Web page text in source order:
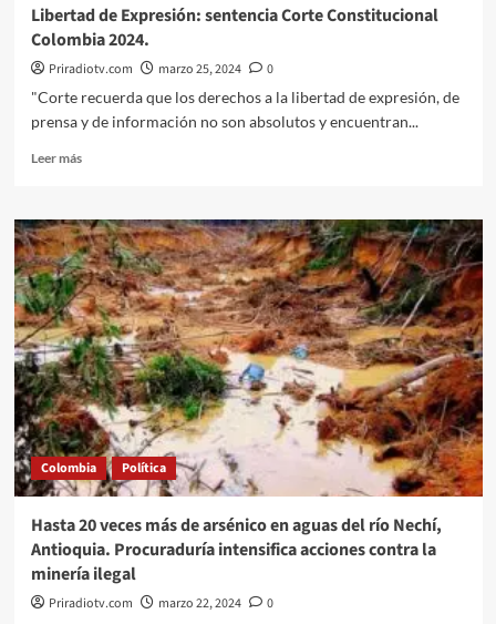
Libertad de Expresión: sentencia Corte Constitucional
Colombia 2024.
Priradiotv.com marzo 25, 2024
0
"Corte recuerda que los derechos a la libertad de expresión, de
prensa y de información no son absolutos y encuentran...
Leer másLeer
Libertad
de
Expresión:
sentencia
Corte
Constitucional
Colombia
2024.
Colombia Política
Hasta 20 veces más de arsénico en aguas del río Nechí,
Antioquia. Procuraduría intensifica acciones contra la
minería ilegal
Priradiotv.com marzo 22, 2024
0